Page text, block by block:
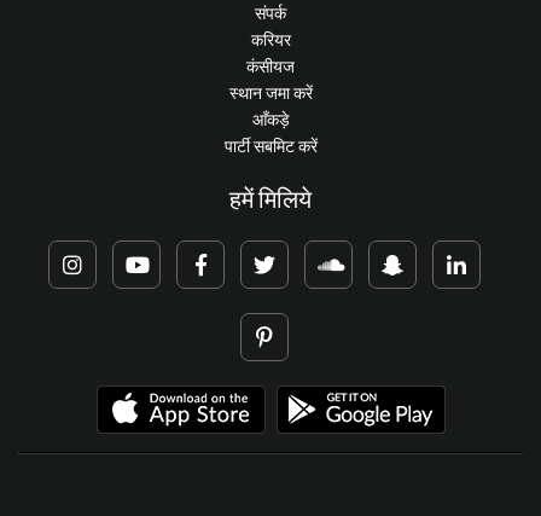
संपर्क
करियर
कंसीयज
स्थान जमा करें
आँकड़े
पार्टी सबमिट करें
हमें मिलिये